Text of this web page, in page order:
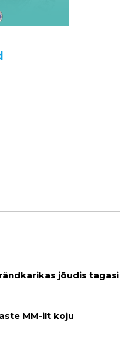
jõudis tagasi
MM-ilt koju